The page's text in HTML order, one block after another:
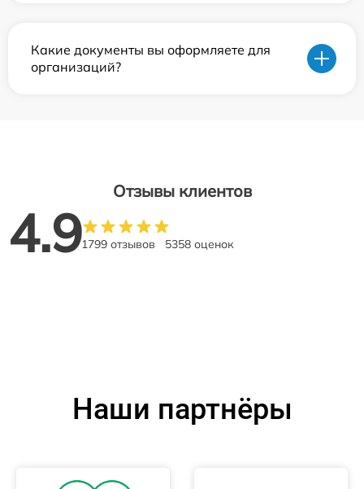
Какие документы вы оформляете для
организаций?
Отзывы клиентов
4.91799 отзывов 5358 оценок
Наши партнёры